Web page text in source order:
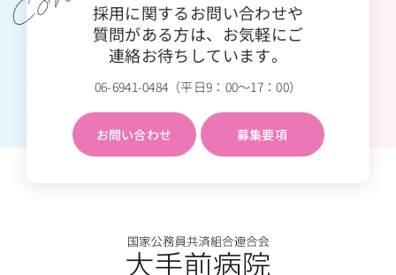
採用に関するお問い合わせや
質問がある方は、 お気軽にご
連絡お待ちしています。
06-6941-0484 （平日9：00～17：00）
お問い合わせ 募集要項